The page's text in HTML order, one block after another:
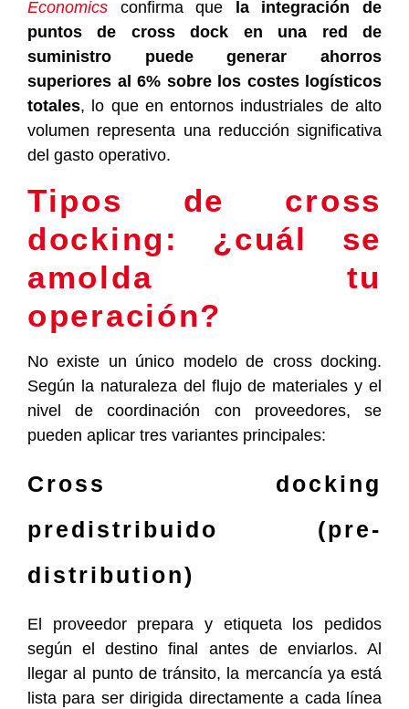
Economics confirma que
la integración de
puntos de cross dock en una red de
suministro puede generar ahorros
superiores al 6% sobre los costes logísticos
totales, lo que en entornos industriales de alto
volumen representa una reducción significativa
del gasto operativo.
Tipos de cross
docking: ¿cuál se
amolda tu
operación?
No existe un único modelo de cross docking.
Según la naturaleza del flujo de materiales y el
nivel de coordinación con proveedores, se
pueden aplicar tres variantes principales:
Cross docking
predistribuido (pre-
distribution)
El proveedor prepara y etiqueta los pedidos
según el destino final antes de enviarlos. Al
llegar al punto de tránsito, la mercancía ya está
lista para ser dirigida directamente a cada línea